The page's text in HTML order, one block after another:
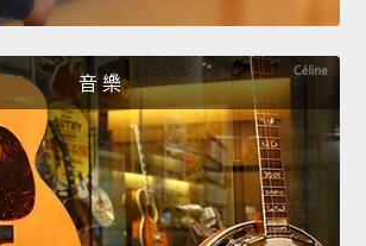
音 樂